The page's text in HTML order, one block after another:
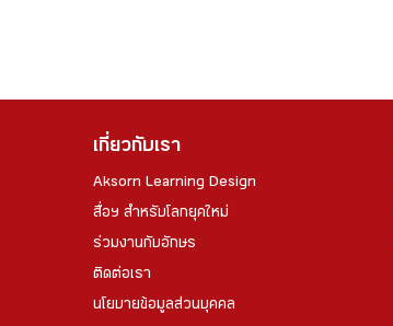
เกี่ยวกับเรา
Aksorn Learning Design
สื่อฯ สำหรับโลกยุคใหม่
ร่วมงานกับอักษร
ติดต่อเรา
นโยบายข้อมูลส่วนบุคคล